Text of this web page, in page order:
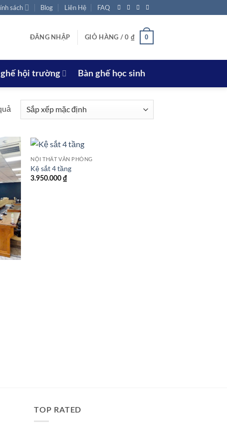
sách Blog Liên Hệ FAQ
ĐĂNG NHẬP GIỎ HÀNG /0 ₫ 0
ghế hội trường Bàn ghế học sinh
NỘI THẤT VĂN PHÒNG
Kệ sắt 4 tầng
3.950.000₫
TOP RATED